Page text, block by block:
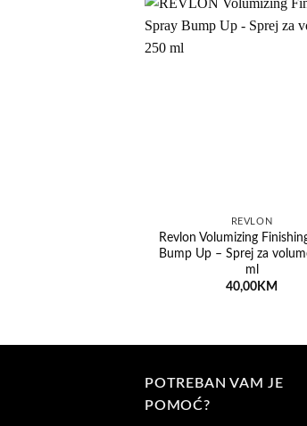
REVLON
Revlon Volumizing
Bump Up – Sprej za
ml
40,00 KM
POTREBAN VAM JE
POMOĆ?